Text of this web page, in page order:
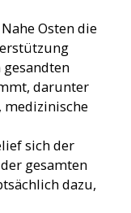
Osten die
gesandten
darunter
sich der
gesamten
dazu,